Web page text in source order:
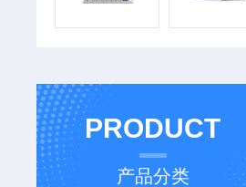
PRODUCT
产品分类